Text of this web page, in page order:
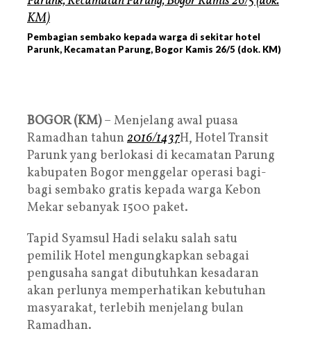
Pembagian sembako kepada warga di sekitar hotel
Parunk, Kecamatan Parung, Bogor Kamis 26/5 (dok. KM)
BOGOR (KM)– Menjelang awal puasa
Ramadhan tahun 2016/1437H, Hotel Transit
Parunk yang berlokasi di kecamatan Parung
kabupaten Bogor menggelar operasi bagi-
bagi sembako gratis kepada warga Kebon
Mekar sebanyak 1500 paket.
Tapid Syamsul Hadi selaku salah satu
pemilik Hotel mengungkapkan sebagai
pengusaha sangat dibutuhkan kesadaran
akan perlunya memperhatikan kebutuhan
masyarakat, terlebih menjelang bulan
Ramadhan.